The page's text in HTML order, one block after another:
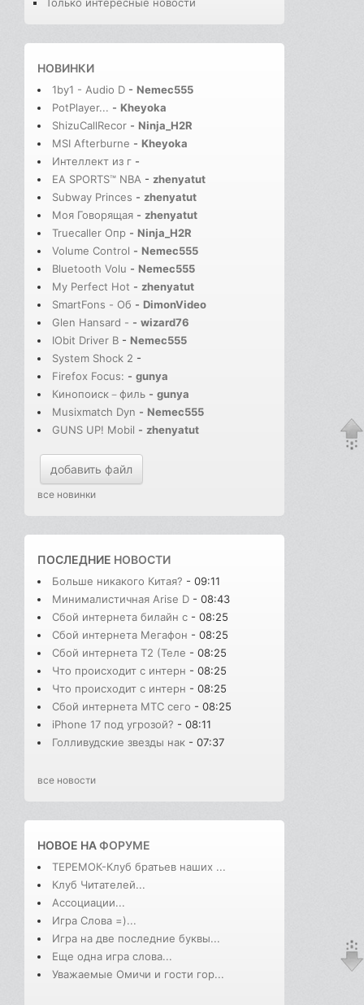
Только интересные новости
НОВИНКИ
1by1 - Audio D - Nemec555
PotPlayer... - Kheyoka
ShizuCallRecor - Ninja_H2R
MSI Afterburne - Kheyoka
Интеллект из г -
EA SPORTS™ NBA - zhenyatut
Subway Princes - zhenyatut
Моя Говорящая - zhenyatut
Truecaller Опр - Ninja_H2R
Volume Control - Nemec555
Bluetooth Volu - Nemec555
My Perfect Hot - zhenyatut
SmartFons - Об - DimonVideo
Glen Hansard - - wizard76
IObit Driver B - Nemec555
System Shock 2 -
Firefox Focus: - gunya
Кинопоиск－филь - gunya
Musixmatch Dyn - Nemec555
GUNS UP! Mobil - zhenyatut
добавить файл
все новинки
ПОСЛЕДНИЕ НОВОСТИ
Больше никакого Китая? - 09:11
Минималистичная Arise D - 08:43
Сбой интернета билайн с - 08:25
Сбой интернета Мегафон - 08:25
Сбой интернета T2 (Теле - 08:25
Что происходит с интерн - 08:25
Что происходит с интерн - 08:25
Сбой интернета МТС сего - 08:25
iPhone 17 под угрозой? - 08:11
Голливудские звезды нак - 07:37
все новости
НОВОЕ НАФОРУМЕ
ТЕРЕМОК-Клуб братьев наших ...
Клуб Читателей...
Ассоциации...
Игра Слова =)...
Игра на две последние буквы...
Еще одна игра слова...
Уважаемые Омичи и гости гор...